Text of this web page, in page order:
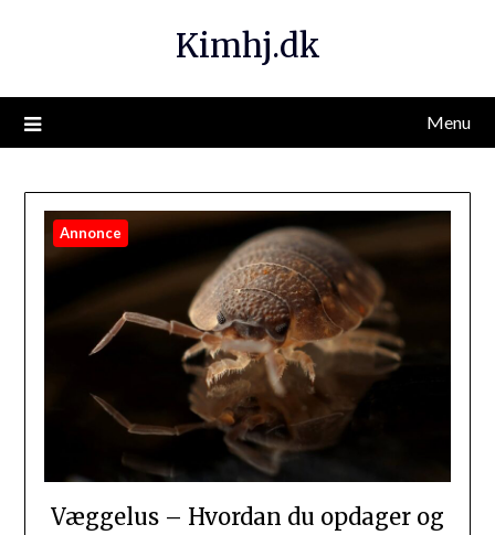
Kimhj.dk
Menu
Annonce
Væggelus – Hvordan du opdager og